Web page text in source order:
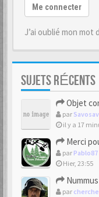
Me connecter
J’ai oublié mon mot
SUJETS RÉCENTS
Objet
par
il y a 17
Merci
par Pablo87
Hier, 23:55
par